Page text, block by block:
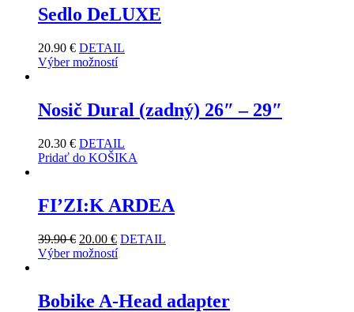
Sedlo DeLUXE
20.90 € DETAIL
Výber možností
Nosič Dural (zadný) 26″ – 29″
20.30 € DETAIL
Pridať do KOŠIKA
FI’ZI:K ARDEA
39.90€ 20.00 € DETAIL
Výber možností
Bobike A-Head adapter